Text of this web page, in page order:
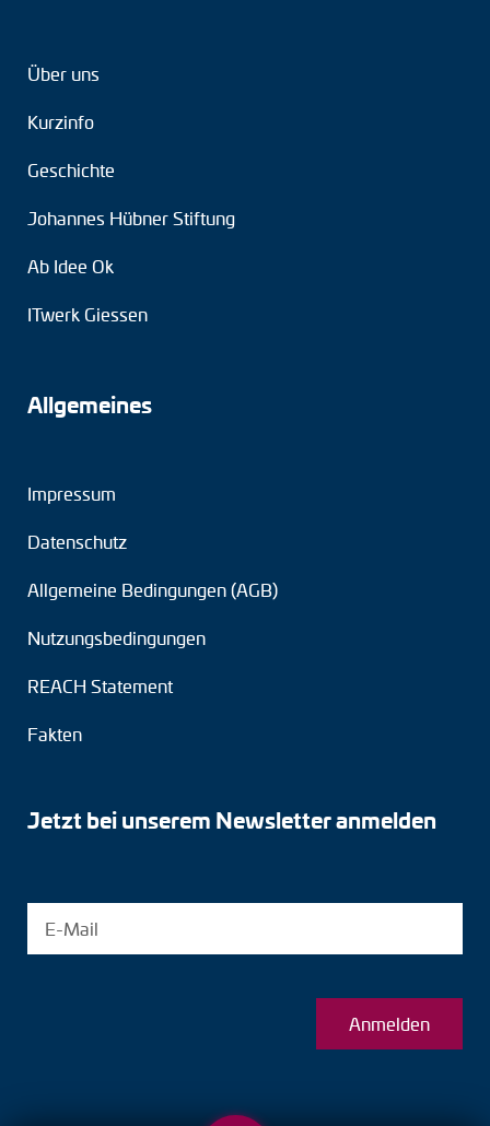
Über uns
Kurzinfo
Geschichte
Johannes Hübner Stiftung
Ab Idee Ok
ITwerk Giessen
Allgemeines
Impressum
Datenschutz
Allgemeine Bedingungen (AGB)
Nutzungsbedingungen
REACH Statement
Fakten
Jetzt bei unserem Newsletter anmelden
Anmelden